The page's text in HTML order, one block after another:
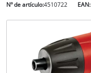
Nº de artículo:4510722 EAN: